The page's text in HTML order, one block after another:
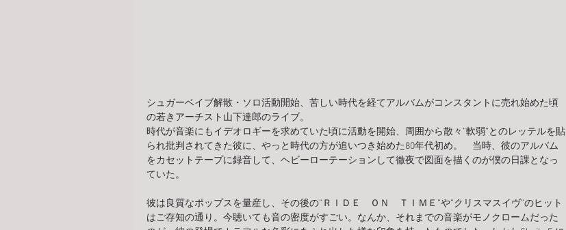
シュガーベイブ解散・ソロ活動開始、苦しい時代を経てアルバムがコンスタントに売れ始めた頃
の若きアーチスト山下達郎のライブ。
時代が音楽にもイデオロギーを求めていた頃に活動を開始、周囲から散々”軟弱”とのレッテルを貼
られ批判されてきた彼に、やっと時代の方が追いつき始めた80年代初め。　当時、彼のアルバム
をカセットテープに録音して、ヘビーローテーションして徹夜で図面を描くのが僕の日課となっ
ていた。
彼は良質なポップスを量産し、その後の”ＲＩＤＥ　ＯＮ　ＴＩＭＥ”や”クリスマスイヴ”のヒット
はご存知の通り。今聴いても音の密度がすごい。なんか、それまでの音楽がモノクロームだった